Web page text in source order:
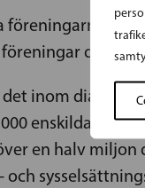
de
inom
enskilda
en halv